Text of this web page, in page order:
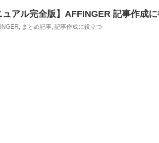
ュアル完全版】AFFINGER 記事作成
, まとめ記事, 記事作成に役立つ